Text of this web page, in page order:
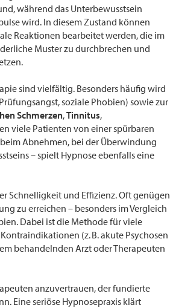
während das Unterbewusstsein
wird. In diesem Zustand können
Reaktionen bearbeitet werden, die im
Muster zu durchbrechen und
sind vielfältig. Besonders häufig wird
soziale Phobien) sowie zur
Schmerzen,Tinnitus,
viele Patienten von einer spürbaren
Abnehmen, bei der Überwindung
– spielt Hypnose ebenfalls eine
Schnelligkeit und Effizienz. Oft genügen
zu erreichen – besonders im Vergleich
Dabei ist die Methode für viele
(z. B. akute Psychosen
behandelnden Arzt oder Therapeuten
anzuvertrauen, der fundierte
Eine seriöse Hypnosepraxis klärt